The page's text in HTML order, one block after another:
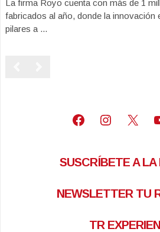
La firma Royo cuenta con más de 1
fabricados al año, donde la innovación
pilares a ...
Facebook
X
SUSCRÍBETE A LA
NEWSLETTER TU
TR